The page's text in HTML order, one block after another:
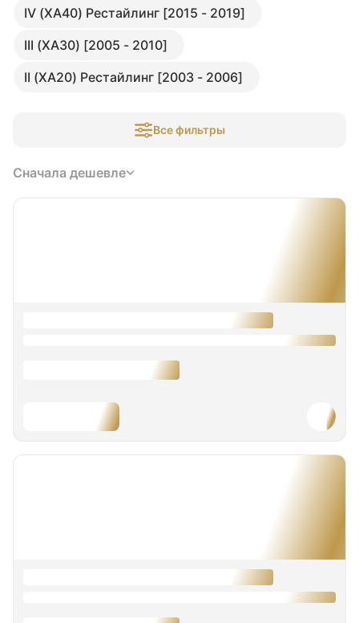
IV (XA40) Рестайлинг [2015 - 2019]
III (XA30) [2005 - 2010]
II (XA20) Рестайлинг [2003 - 2006]
Все фильтры
Сначала дешевле